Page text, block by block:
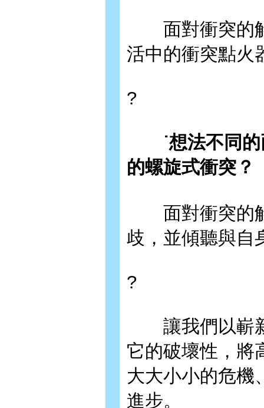
面對衝突的解
活中的衝突點火
?
˙想法不同的
的螺旋式衝突？
面對衝突的解
歧，並傾聽與自
?
讓我們以嶄新
它的破壞性，將
大大小小的危機
進步。